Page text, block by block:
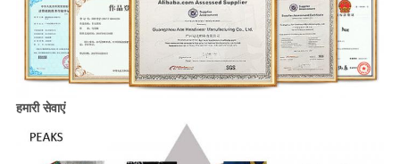
हमारी सेवाएं